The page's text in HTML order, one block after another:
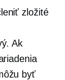
zložité
Ak
byť